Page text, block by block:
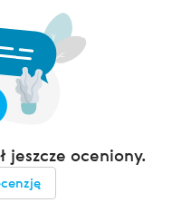
jeszcze oceniony.